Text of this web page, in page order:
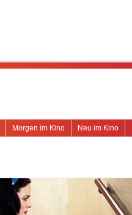
Neu im Kino
Morgen im Kino